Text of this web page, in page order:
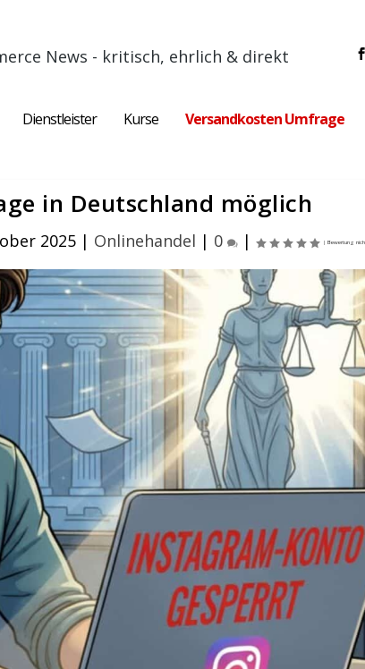
News - kritisch, ehrlich & direkt
Dienstleister Kurse Versandkosten Umfrage
in Deutschland möglich
2025 | Onlinehandel | 0 |